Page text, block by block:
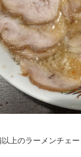
上のラーメンチェ